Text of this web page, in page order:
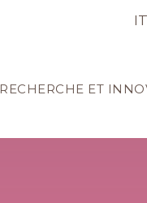
IT
RECHERCHE ET